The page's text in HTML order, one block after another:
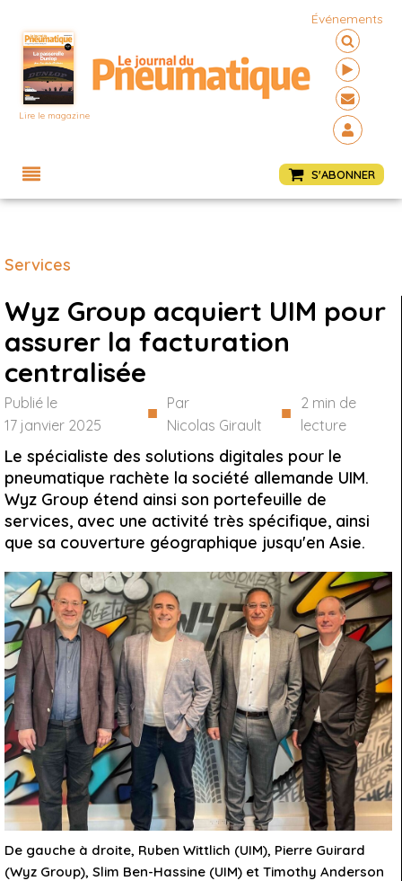
Lire le magazine
Événements
S'ABONNER
Services
Wyz Group acquiert UIM pour
assurer la facturation
centralisée
Publié le
17 janvier 2025
■ Par
Nicolas Girault
■ 2 min de
lecture
Le spécialiste des solutions digitales pour le
pneumatique rachète la société allemande UIM.
Wyz Group étend ainsi son portefeuille de
services, avec une activité très spécifique, ainsi
que sa couverture géographique jusqu'en Asie.
De gauche à droite, Ruben Wittlich (UIM), Pierre Guirard
(Wyz Group), Slim Ben-Hassine (UIM) et Timothy Anderson